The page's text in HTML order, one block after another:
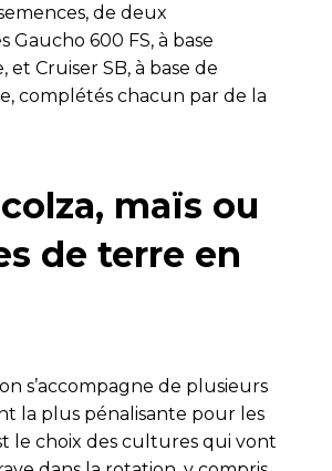
de deux
Gaucho 600 FS, à base
et Cruiser SB, à base de
complétés chacun par de la
maïs ou
de terre en
s’accompagne de plusieurs
la plus pénalisante pour les
le choix des cultures qui vont